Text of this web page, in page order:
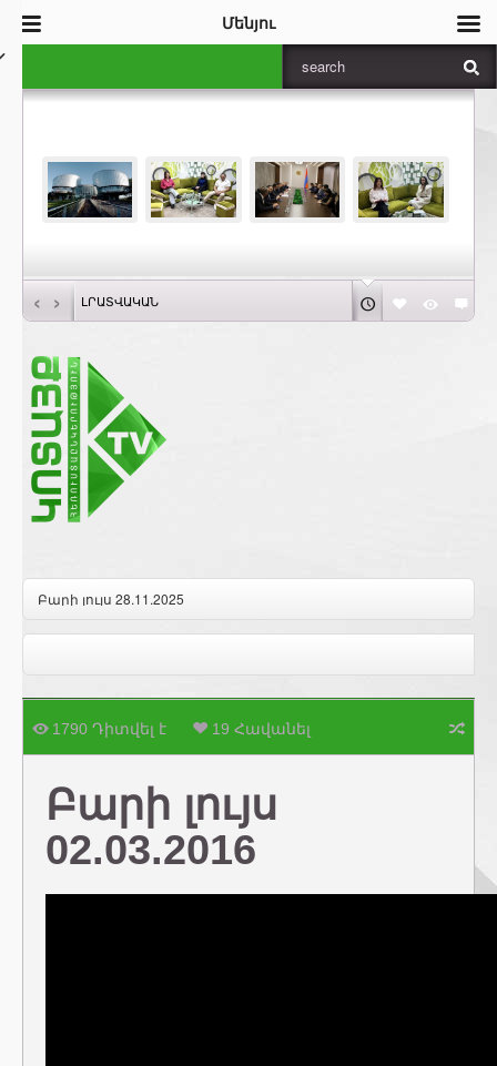
‹ › ԼՐԱՏՎԱԿԱՆ
Բարի լույս 28.11.2025
1790 Դիտվել է 19 Հավանել
Բարի լույս
02.03.2016
Մենյու